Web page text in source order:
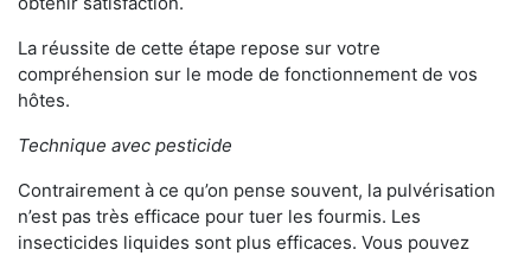
La réussite de cette étape repose sur votre
compréhension sur le mode de fonctionnement de vos
hôtes.
Technique avec pesticide
Contrairement à ce qu’on pense souvent, la pulvérisation
n’est pas très efficace pour tuer les fourmis. Les
insecticides liquides sont plus efficaces. Vous pouvez